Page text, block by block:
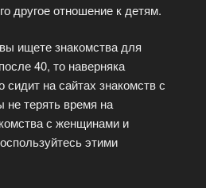
другое отношение к детям.
ищете знакомства для
40, то наверняка
сидит на сайтах знакомств с
терять время на
с женщинами и
этими